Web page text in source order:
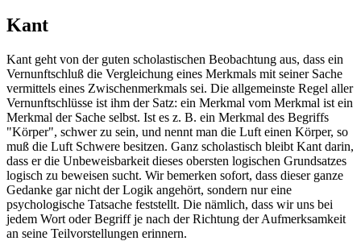
Kant
Kant geht von der guten scholastischen Beobachtung aus, dass ein
Vernunftschluß die Vergleichung eines Merkmals mit seiner Sache
vermittels eines Zwischenmerkmals sei. Die allgemeinste Regel aller
Vernunftschlüsse ist ihm der Satz: ein Merkmal vom Merkmal ist ein
Merkmal der Sache selbst. Ist es z. B. ein Merkmal des Begriffs
"Körper", schwer zu sein, und nennt man die Luft einen Körper, so
muß die Luft Schwere besitzen. Ganz scholastisch bleibt Kant darin,
dass er die Unbeweisbarkeit dieses obersten logischen Grundsatzes
logisch zu beweisen sucht. Wir bemerken sofort, dass dieser ganze
Gedanke gar nicht der Logik angehört, sondern nur eine
psychologische Tatsache feststellt. Die nämlich, dass wir uns bei
jedem Wort oder Begriff je nach der Richtung der Aufmerksamkeit
an seine Teilvorstellungen erinnern.